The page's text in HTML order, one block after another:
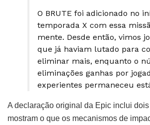
O BRUTE foi adicionado no
temporada X com essa
mente. Desde então, vimos
que já haviam lutado para
eliminar mais, enquanto o
eliminações ganhas por
experientes permaneceu
A declaração original da Epic inclui
mostram o que os mecanismos de